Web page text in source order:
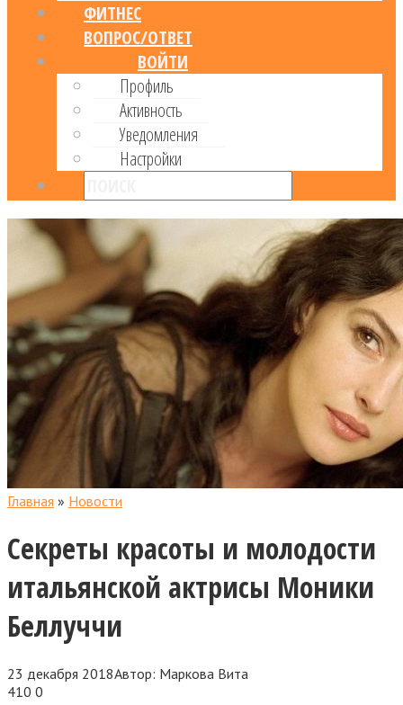
ФИТНЕС
ВОПРОС/ОТВЕТ
ВОЙТИ
Профиль
Активность
Уведомления
Настройки
Главная » Новости
Секреты красоты и молодости
итальянской актрисы Моники
Беллуччи
23 декабря 2018Автор: Маркова Вита
410 0